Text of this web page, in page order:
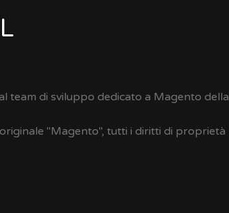
team di sviluppo dedicato a Magento della
"Magento", tutti i diritti di proprietà